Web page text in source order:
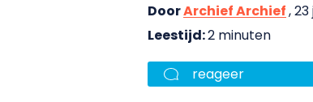
DoorArchief Archief,
Leestijd:2 minuten
reageer